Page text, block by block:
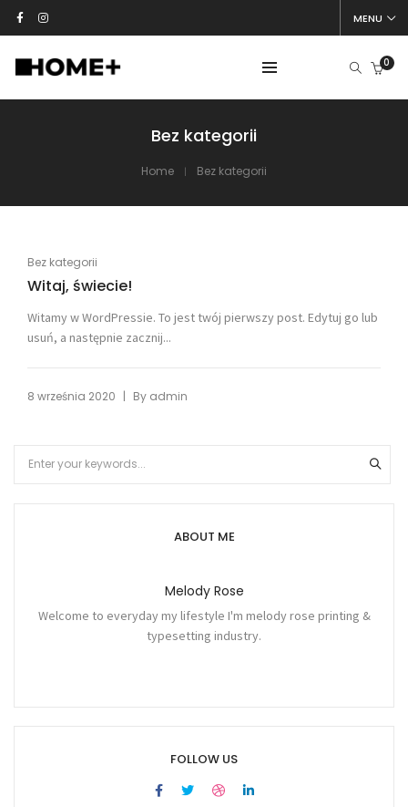
MENU
0
Bez kategorii
Home Bez kategorii
Bez kategorii
Witaj, świecie!
Witamy w WordPressie. To jest twój pierwszy post. Edytuj go lub
usuń, a następnie zacznij...
8 września 2020 | By admin
ABOUT ME
Melody Rose
Welcome to everyday my lifestyle I'm melody rose printing &
typesetting industry.
FOLLOW US